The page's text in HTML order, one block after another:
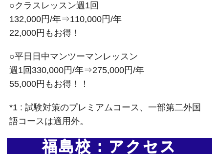
○クラスレッスン週1回
132,000円/年⇒110,000円/年
22,000円もお得！
○平日日中マンツーマンレッスン
週1回330,000円/年⇒275,000円/年
55,000円もお得！！
*1 : 試験対策のプレミアムコース、一部第二外国
語コースは適用外。
福島校：アクセス